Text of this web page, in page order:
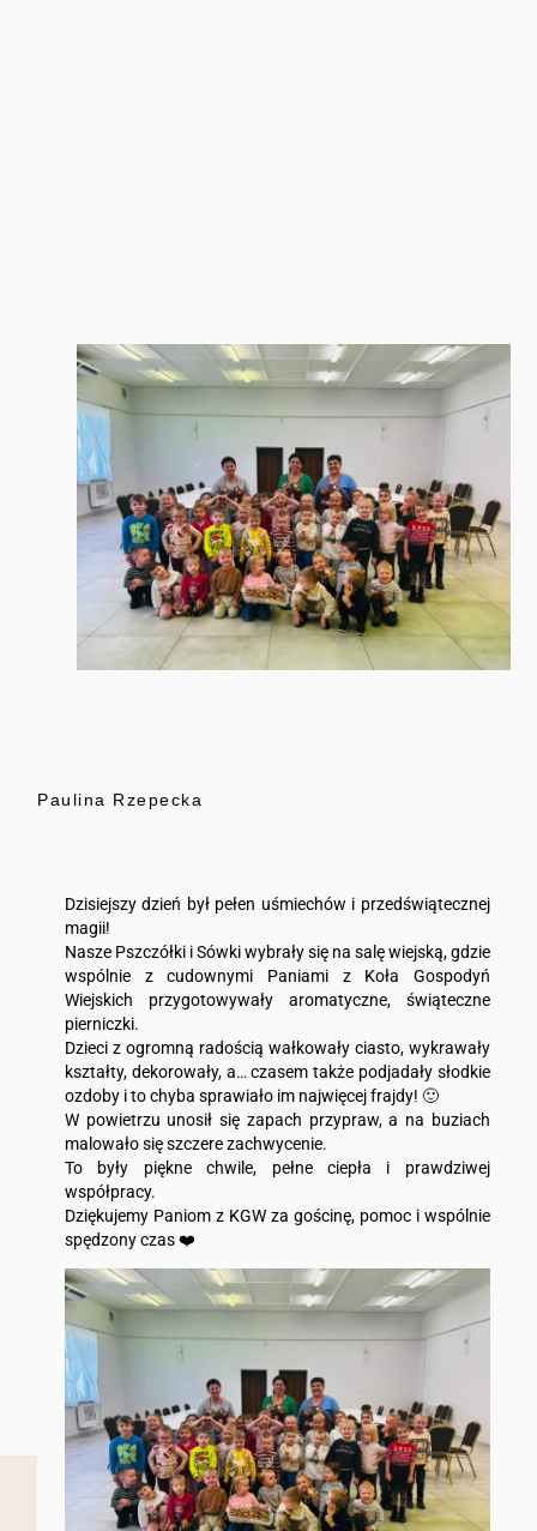
Paulina Rzepecka
Dzisiejszy dzień był pełen uśmiechów i przedświątecznej
magii!
Nasze Pszczółki i Sówki wybrały się na salę wiejską, gdzie
wspólnie z cudownymi Paniami z Koła Gospodyń
Wiejskich przygotowywały aromatyczne, świąteczne
pierniczki.
Dzieci z ogromną radością wałkowały ciasto, wykrawały
kształty, dekorowały, a… czasem także podjadały słodkie
ozdoby i to chyba sprawiało im najwięcej frajdy! 🙂
W powietrzu unosił się zapach przypraw, a na buziach
malowało się szczere zachwycenie.
To były piękne chwile, pełne ciepła i prawdziwej
współpracy.
Dziękujemy Paniom z KGW za gościnę, pomoc i wspólnie
spędzony czas ❤️